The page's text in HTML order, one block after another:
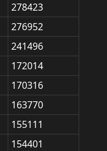
278423
276952
241496
172014
170316
163770
155111
154401